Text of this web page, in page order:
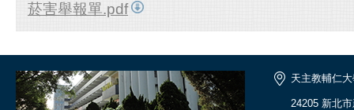
菸害舉報單.pdf
天主教輔仁
24205 新北